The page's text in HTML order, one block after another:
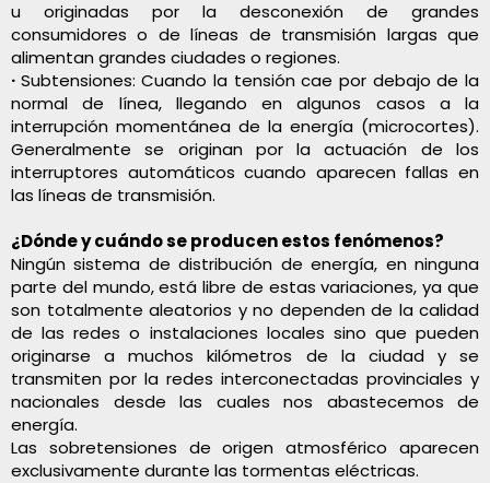
u originadas por la desconexión de grandes
consumidores o de líneas de transmisión largas que
alimentan grandes ciudades o regiones.
· Subtensiones: Cuando la tensión cae por debajo de la
normal de línea, llegando en algunos casos a la
interrupción momentánea de la energía (microcortes).
Generalmente se originan por la actuación de los
interruptores automáticos cuando aparecen fallas en
las líneas de transmisión.
¿Dónde y cuándo se producen estos fenómenos?
Ningún sistema de distribución de energía, en ninguna
parte del mundo, está libre de estas variaciones, ya que
son totalmente aleatorios y no dependen de la calidad
de las redes o instalaciones locales sino que pueden
originarse a muchos kilómetros de la ciudad y se
transmiten por la redes interconectadas provinciales y
nacionales desde las cuales nos abastecemos de
energía.
Las sobretensiones de origen atmosférico aparecen
exclusivamente durante las tormentas eléctricas.